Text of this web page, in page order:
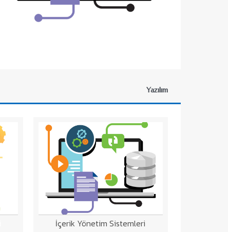
Yazılım
İçerik Yönetim Sistemleri